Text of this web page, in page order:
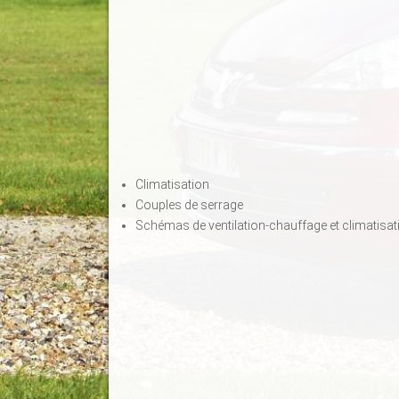
Climatisation
Couples de serrage
Schémas de ventilation-chauffage et